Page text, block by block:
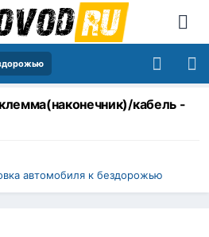
кабель -
автомобиля к бездорожью